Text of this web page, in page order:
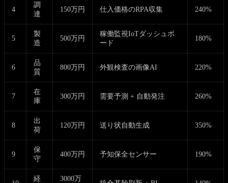
4
調
達
150万円 仕入価格のRPA収集 240%
5
製
造
500万円
稼働監視IoTダッシュボ
ード
180%
6
品
質
800万円 外観検査の画像AI 220%
7
在
庫
300万円 需要予測 + 自動発注 260%
8
出
荷
120万円 送り状自動生成 350%
9
保
守
400万円 予知保全センサー 190%
経
3000万